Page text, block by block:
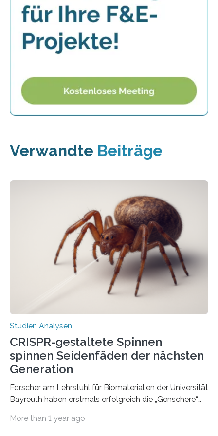
Verwandte Beiträge
Studien Analysen
CRISPR-gestaltete Spinnen
spinnen Seidenfäden der nächsten
Generation
Forscher am Lehrstuhl für Biomaterialien der Universität
Bayreuth haben erstmals erfolgreich die „Genschere“
produzierten nach der Gen-Editierung rot
More than 1 year ago